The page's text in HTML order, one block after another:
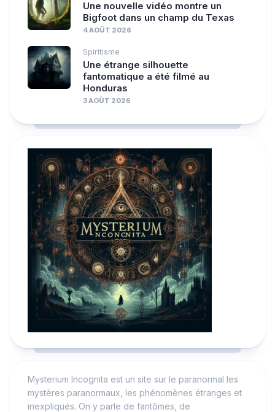
Une nouvelle vidéo montre un
Bigfoot dans un champ du Texas
4 AOÛT 2026
Spiritisme
Une étrange silhouette
fantomatique a été filmé au
Honduras
3 AOÛT 2026
Mysterium Incognita est un site sur le paranormal les
mystères paranormaux, les phénomènes étranges et
inexpliqués. On y parle de fantômes, de